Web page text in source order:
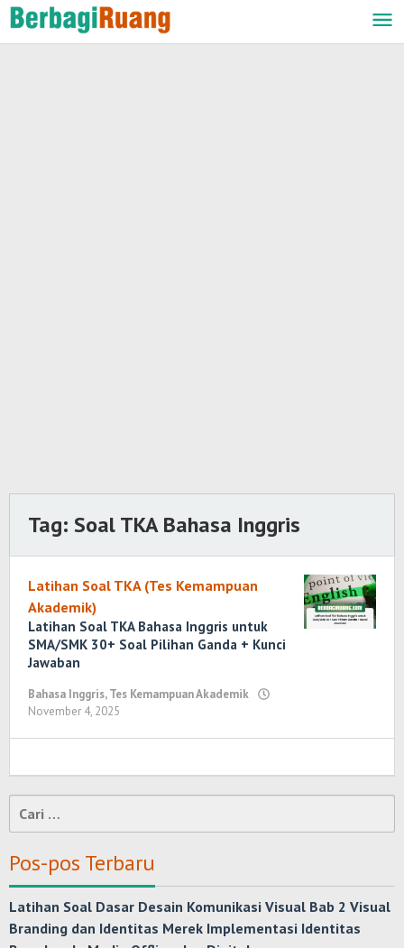
Lewati
ke
Tag: Soal TKA Bahasa Inggris
Latihan Soal TKA (Tes Kemampuan
Akademik)
Latihan Soal TKA Bahasa Inggris untuk
SMA/SMK 30+ Soal Pilihan Ganda + Kunci
Jawaban
Bahasa Inggris,Tes Kemampuan Akademik
November 4, 2025
Cari
untuk:
Pos-pos Terbaru
Latihan Soal Dasar Desain Komunikasi Visual Bab 2 Visual
Branding dan Identitas Merek Implementasi Identitas